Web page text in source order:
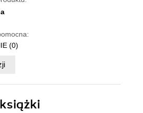
(0)
książki